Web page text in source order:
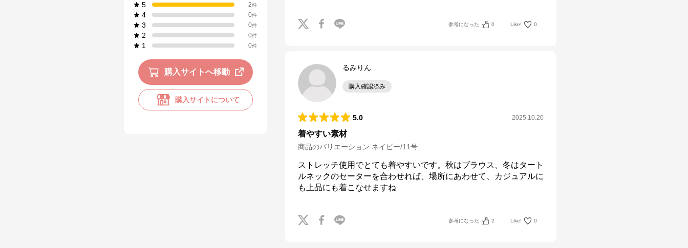
5 2件
4 0件
3 0件
2 0件
1 0件
購入サイトへ移動
購入サイトについて
参考になった 0 Like! 0
るみりん
購入確認済み
5.0 2025.10.20
着やすい素材
商品のバリエーション:ネイビー/11号
ストレッチ使用でとても着やすいです。秋はブラウス、冬はタート
ルネックのセーターを合わせれば、場所にあわせて、カジュアルに
も上品にも着こなせますね
参考になった 2 Like! 0